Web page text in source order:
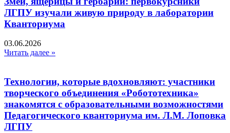
ЛГПУ изучали живую природу в лаборатории
Кванториума
03.06.2026
Читать далее »
Технологии, которые вдохновляют: участники
творческого объединения «Робототехника»
знакомятся с образовательными возможностями
Педагогического кванториума им. Л.М. Лоповка
ЛГПУ